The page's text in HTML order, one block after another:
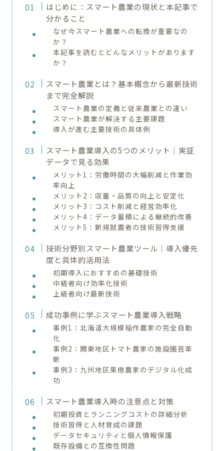
はじめに：スマート農業の現状と本記事で
分かること
なぜ今スマート農業への転換が重要なの
か？
本記事を読むとどんなメリットがあります
か？
スマート農業とは？基本概念から最新技術
まで完全解説
スマート農業の定義と従来農業との違い
スマート農業が解決する主要課題
導入が進む主要技術の具体例
スマート農業導入の5つのメリット｜実証
データで見る効果
メリット1：労働時間の大幅削減と作業効
率向上
メリット2：収量・品質の向上と安定化
メリット3：コスト削減と経営効率化
メリット4：データ蓄積による継続的改善
メリット5：新規就農者の技術習得支援
技術分野別スマート農業ツール｜導入優先
度と具体的活用法
初期導入におすすめの基礎技術
中級者向け効率化技術
上級者向け最新技術
成功事例に学ぶスマート農業導入戦略
事例1：北海道大規模稲作農家の完全自動
化
事例2：関東地区トマト農家の施設園芸革
新
事例3：九州地区果樹農家のデジタル化成
功
スマート農業導入時の注意点と対策
初期投資とランニングコストの詳細分析
技術習得と人材育成の課題
データセキュリティと個人情報保護
既存設備との互換性問題